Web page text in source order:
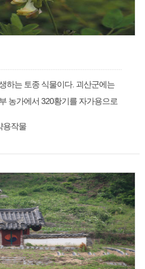
하는 토종 식물이다. 괴산군에는
농가에서 320황기를 자가용으로
용작물